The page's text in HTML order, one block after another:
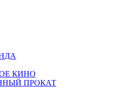
КИНО
ПРОКАТ